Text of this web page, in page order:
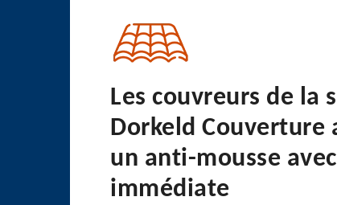
Les couvreurs de la
Dorkeld Couverture
un anti-mousse
immédiate